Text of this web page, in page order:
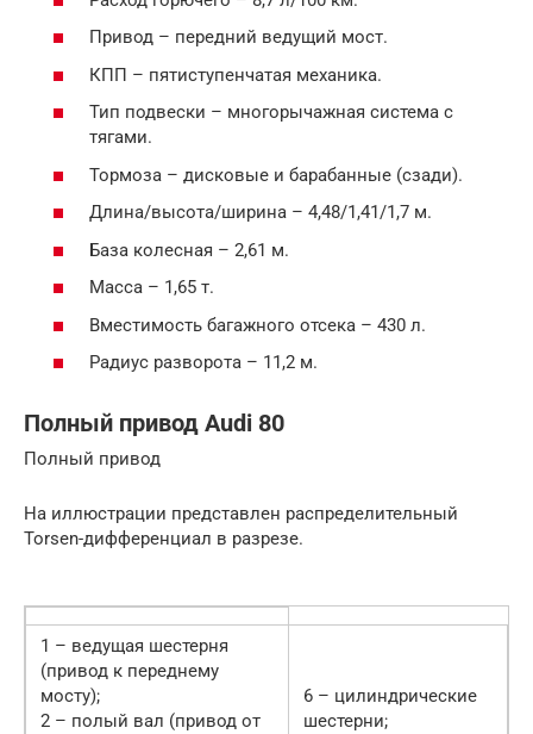
Привод – передний ведущий мост.
КПП – пятиступенчатая механика.
Тип подвески – многорычажная система с
тягами.
Тормоза – дисковые и барабанные (сзади).
Длина/высота/ширина – 4,48/1,41/1,7 м.
База колесная – 2,61 м.
Масса – 1,65 т.
Вместимость багажного отсека – 430 л.
Радиус разворота – 11,2 м.
Полный привод Audi 80
Полный привод
На иллюстрации представлен распределительный
Torsen-дифференциал в разрезе.
1 – ведущая шестерня
(привод к переднему
мосту);
2 – полый вал (привод от
6 – цилиндрические
шестерни;